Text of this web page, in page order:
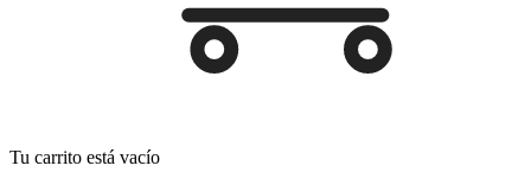
Tu carrito está vacío